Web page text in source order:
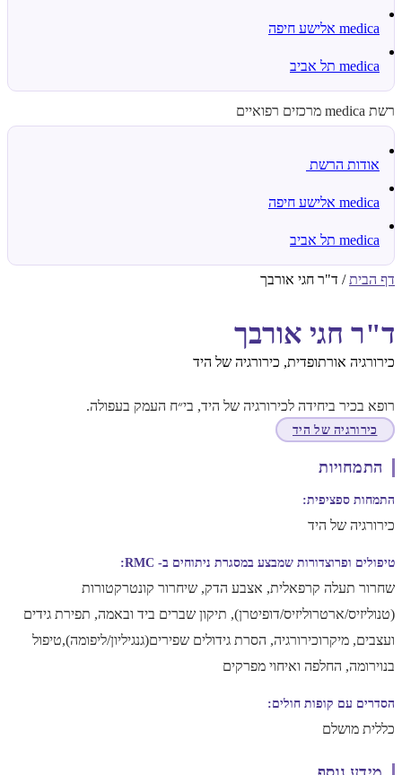
medica אלישע חיפה
medica תל אביב
רשת medica מרכזים רפואיים
אודות הרשת
medica אלישע חיפה
medica תל אביב
דף הבית/ ד"ר חגי אורבך
ד"ר חגי אורבך
כירורגיה אורתופדית, כירורגיה של היד
רופא בכיר ביחידה לכירורגיה של היד, בי״ח העמק בעפולה.
כירורגיה של היד
התמחויות
התמחות ספציפית:
כירורגיה של היד
טיפולים ופרוצדורות שמבצע במסגרת ניתוחים ב- RMC:
שחרור תעלה קרפאלית, אצבע הדק, שיחרור קונטרקטורות
(טנוליזיס/ארטרוליזיס/דופיטרן), תיקון שברים ביד ובאמה, תפירת גידים
ועצבים, מיקרוכירורגיה, הסרת גידולים שפירים(גנגיליון/ליפומה),טיפול
בנוירומה, החלפה ואיחוי מפרקים
הסדרים עם קופות חולים:
כללית מושלם